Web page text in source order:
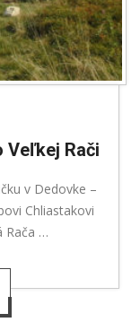
Veľkej Rači
v Dedovke –
Chliastakovi
Rača …